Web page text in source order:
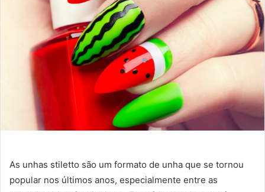
As unhas stiletto são um formato de unha que se tornou
popular nos últimos anos, especialmente entre as